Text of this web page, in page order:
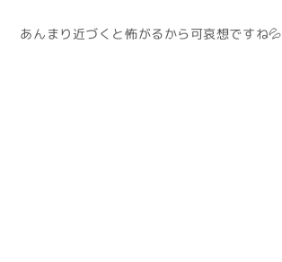
あんまり近づくと怖がるから可哀想ですね💦